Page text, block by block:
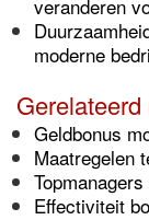
veranderen
moderne
Geldbonus
Maatregelen
Effectiviteit